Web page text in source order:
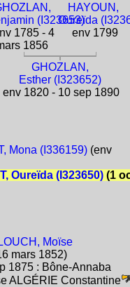
(I323653)
1785 - 4
1856
HAYOUN,
Oureïda
env 1799
GHOZLAN,
Esther (I323652)
env 1820 - 10 sep 1890
Mona (I336159)(env
Oureïda (I323650)(1
Moïse
mars 1852)
1875 : Bône-Annaba
ALGÉRIE Constantine